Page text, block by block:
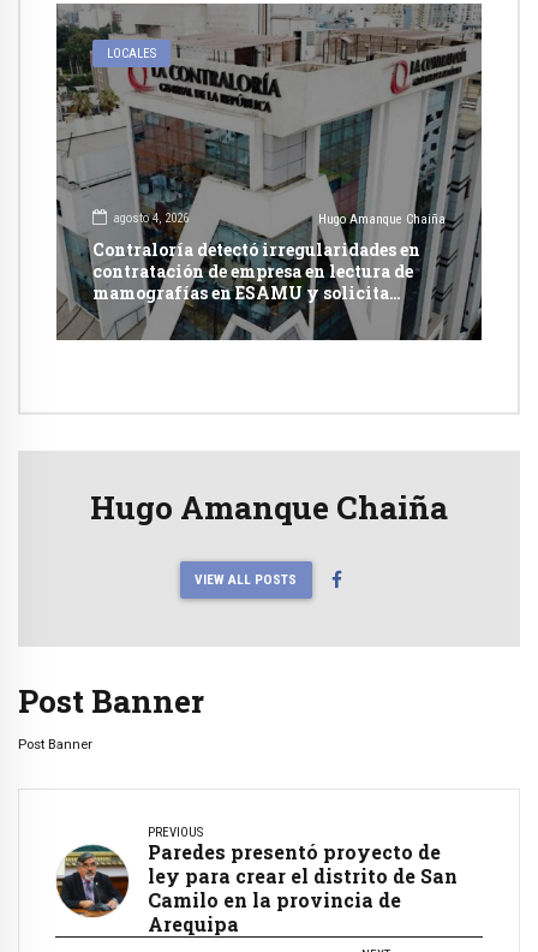
LOCALES
agosto 4, 2026 Hugo Amanque Chaiña
Contraloría detectó irregularidades en
contratación de empresa en lectura de
mamografías en ESAMU y solicita
acciones penales contra funcionarios
Hugo Amanque Chaiña
VIEW ALL POSTS
Post Banner
Post Banner
PREVIOUS
Paredes presentó proyecto de
ley para crear el distrito de San
Camilo en la provincia de
Arequipa